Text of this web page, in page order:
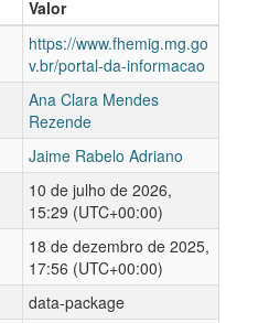
Valor
https://www.fhemig.mg.go
v.br/portal-da-informacao
Ana Clara Mendes
Rezende
Jaime Rabelo Adriano
10 de julho de 2026,
15:29 (UTC+00:00)
18 de dezembro de 2025,
17:56 (UTC+00:00)
data-package